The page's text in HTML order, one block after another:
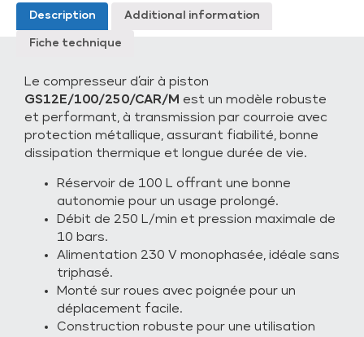
Description Additional information
Fiche technique
Le compresseur d’air à piston
GS12E/100/250/CAR/M est un modèle robuste
et performant, à transmission par courroie avec
protection métallique, assurant fiabilité, bonne
dissipation thermique et longue durée de vie.
Réservoir de 100 L offrant une bonne
autonomie pour un usage prolongé.
Débit de 250 L/min et pression maximale de
10 bars.
Alimentation 230 V monophasée, idéale sans
triphasé.
Monté sur roues avec poignée pour un
déplacement facile.
Construction robuste pour une utilisation